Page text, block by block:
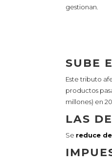
gestionan.
SUBE
Este tributo
productos
millones) en
LAS
Se reduce